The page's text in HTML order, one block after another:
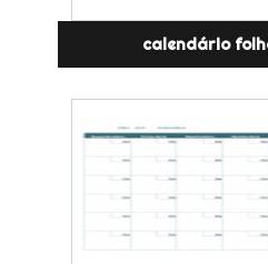
calendário